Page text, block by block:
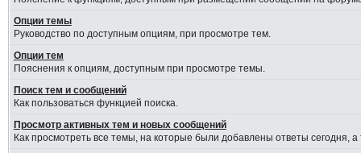
Опции темы
Руководство по доступным опциям, при просмотре тем.
Опции тем
Пояснения к опциям, доступным при просмотре темы.
Поиск тем и сообщений
Как пользоваться функцией поиска.
Просмотр активных тем и новых сообщений
Как просмотреть все темы, на которые были добавлены ответы сегодня,